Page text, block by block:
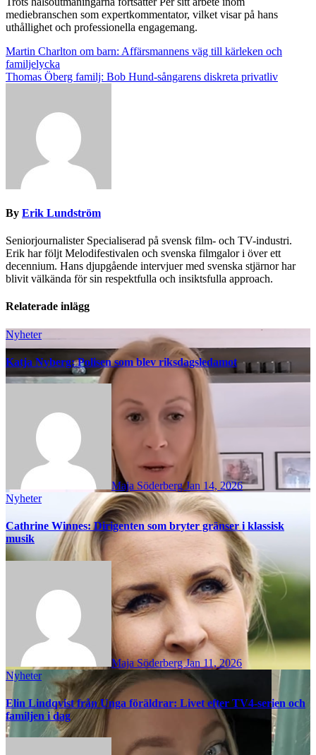
mediebranschen som expertkommentator, vilket visar på hans
uthållighet och professionella engagemang.
Post
navigation
Martin Charlton om barn: Affärsmannens väg till kärleken och
familjelycka
Thomas Öberg familj: Bob Hund-sångarens diskreta privatliv
By Erik Lundström
Seniorjournalister Specialiserad på svensk film- och TV-industri.
Erik har följt Melodifestivalen och svenska filmgalor i över ett
decennium. Hans djupgående intervjuer med svenska stjärnor har
blivit välkända för sin respektfulla och insiktsfulla approach.
Relaterade inlägg
Nyheter
Katja Nyberg: Polisen som blev riksdagsledamot
Maja SöderbergJan 14, 2026
Nyheter
Cathrine Winnes: Dirigenten som bryter gränser i klassisk
musik
Maja SöderbergJan 11, 2026
Nyheter
Elin Lindqvist från Unga föräldrar: Livet efter TV4-serien och
familjen i dag